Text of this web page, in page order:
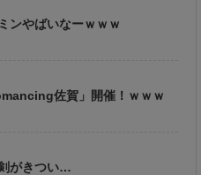
ンやばいなーｗｗｗ
佐賀」開催！ｗｗｗ
がきつい…